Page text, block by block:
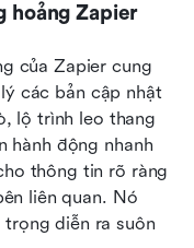
hoảng Zapier
của Zapier cung
các bản cập nhật
lộ trình leo thang
hành động nhanh
thông tin rõ ràng
liên quan. Nó
diễn ra suôn